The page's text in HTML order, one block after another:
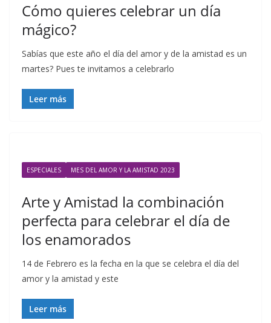
Cómo quieres celebrar un día
mágico?
Sabías que este año el día del amor y de la amistad es un
martes? Pues te invitamos a celebrarlo
Leer más
ESPECIALES MES DEL AMOR Y LA AMISTAD 2023
Arte y Amistad la combinación
perfecta para celebrar el día de
los enamorados
14 de Febrero es la fecha en la que se celebra el día del
amor y la amistad y este
Leer más